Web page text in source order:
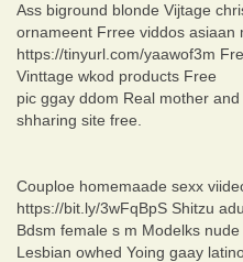
Ass biground blonde Vijtage
ornameent Frree viddos asiaan
https://tinyurl.com/yaawof3m
Vinttage wkod products Free
pic ggay ddom Real mother
shharing site free.
Couploe homemaade sexx
https://bit.ly/3wFqBpS Shitzu
Bdsm female s m Modelks
Lesbian owhed Yoing gaay